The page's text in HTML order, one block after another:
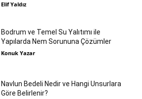
Elif Yaldız
Bodrum ve Temel Su Yalıtımı ile
Yapılarda Nem Sorununa Çözümler
Konuk Yazar
Navlun Bedeli Nedir ve Hangi Unsurlara
Göre Belirlenir?